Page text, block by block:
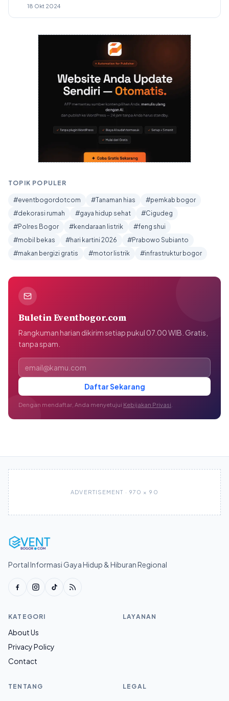
18 Okt 2024
TOPIK POPULER
#eventbogordotcom #Tanaman hias
#pemkab bogor
#dekorasi rumah
#gaya hidup sehat
#Cigudeg
#Polres Bogor
#kendaraan listrik
#feng shui
#mobil bekas
#hari kartini 2026
#Prabowo Subianto
#makan bergizi gratis
#motor listrik #infrastruktur bogor
Buletin Eventbogor.com
Rangkuman harian dikirim setiap pukul 07.00 WIB. Gratis,
tanpa spam.
Alamat email
Daftar Sekarang
Dengan mendaftar, Anda menyetujui Kebijakan Privasi
ADVERTISEMENT · 970 × 90
Portal Informasi Gaya Hidup & Hiburan Regional
KATEGORI
About Us
Privacy Policy
Contact
LAYANAN
TENTANG LEGAL